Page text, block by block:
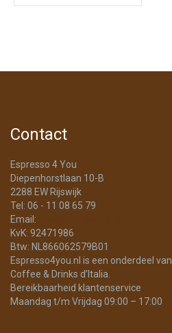
Contact
Espresso 4 You
Diepenhorstlaan 10-B
2288 EW Rijswijk
Tel: 06 - 11 08 65 79
Email:
KvK: 92471986
Btw: NL866062579B01
Espresso4you.nl is een onderdeel van
Coffee & Drinks d’Italia.
Bereikbaarheid klantenservice
Maandag t/m Vrijdag 09:00 – 17:00